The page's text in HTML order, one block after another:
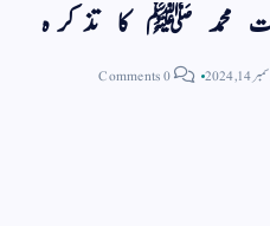
محمد ﷺ کا تذکرہ
14, 2024